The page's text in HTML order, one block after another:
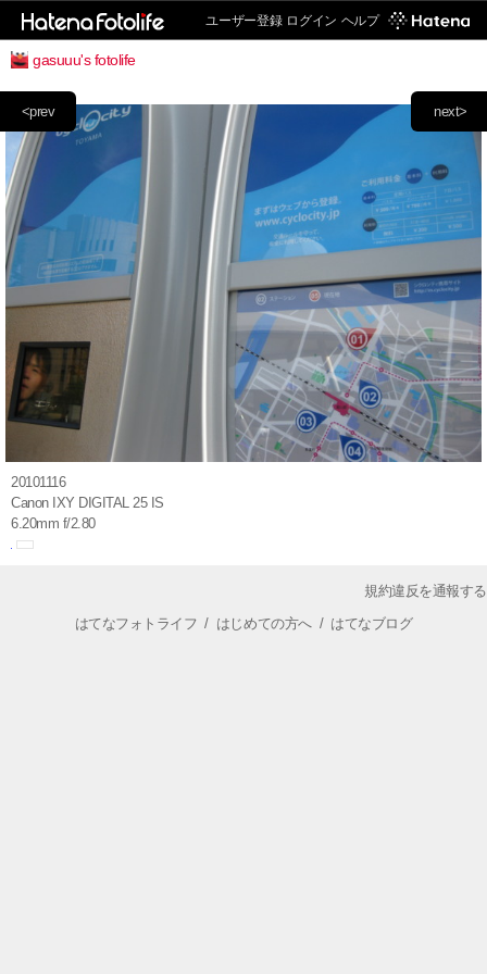
ユーザー登録 ログイン ヘルプ
gasuuu's fotolife
next>
<prev
20101116
Canon IXY DIGITAL 25 IS
6.20mm f/2.80
規約違反を通報する
はてなフォトライフ / はじめての方へ/ はてなブログ